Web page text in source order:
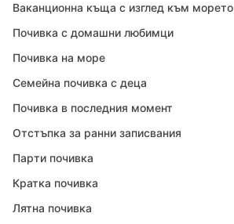
Ваканционна къща с изглед към морето
Почивка с домашни любимци
Почивка на море
Семейна почивка с деца
Почивка в последния момент
Отстъпка за ранни записвания
Парти почивка
Кратка почивка
Лятна почивка